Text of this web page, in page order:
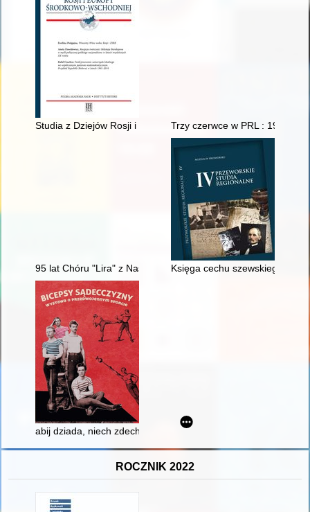
Studia z Dziejów Rosji i Europy Środkowo-Wschodniej. T. 56,
Trzy czerwce w PRL : 1956,
95 lat Chóru "Lira" z Nasielska (1926-2021)Księga cechu szewskiego
abij dziada, niech zdechnie..." - rzecz o przedwojennych
ROCZNIK 2022